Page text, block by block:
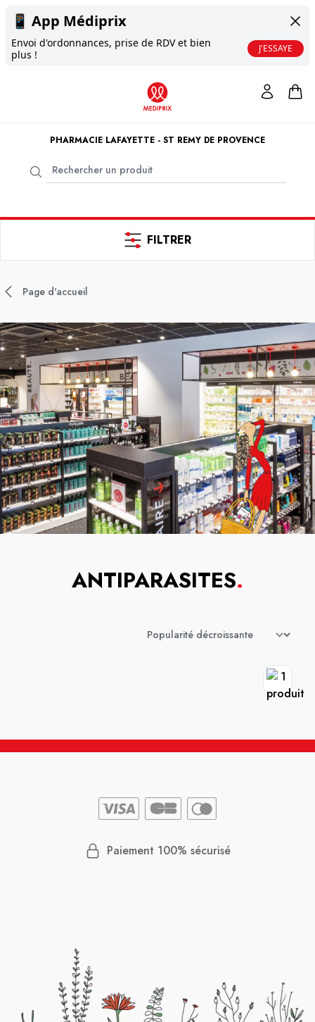
📱 App Médiprix
Envoi d'ordonnances, prise de RDV et bien
plus !
J'ESSAYE
PHARMACIE LAFAYETTE - ST REMY DE PROVENCE
FILTRER
Page d'accueil
ANTIPARASITES.
Paiement 100% sécurisé